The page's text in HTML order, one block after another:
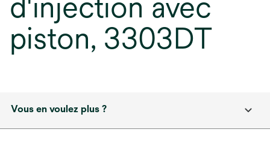
d'injection avec
piston, 3303DT
Vous en voulez plus ?